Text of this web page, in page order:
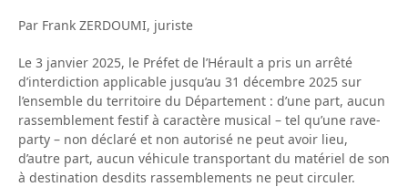
Par Frank ZERDOUMI, juriste
Le 3 janvier 2025, le Préfet de l’Hérault a pris un arrêté
d’interdiction applicable jusqu’au 31 décembre 2025 sur
l’ensemble du territoire du Département : d’une part, aucun
rassemblement festif à caractère musical – tel qu’une rave-
party – non déclaré et non autorisé ne peut avoir lieu,
d’autre part, aucun véhicule transportant du matériel de son
à destination desdits rassemblements ne peut circuler.